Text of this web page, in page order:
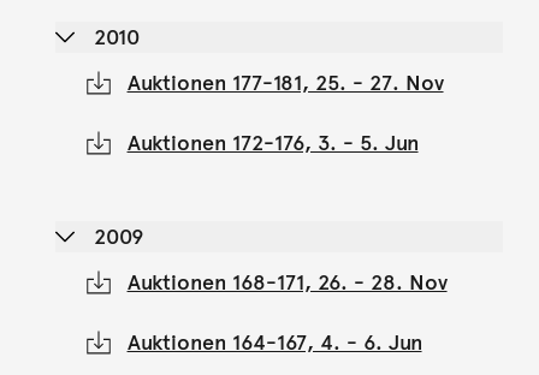
2010
Auktionen 177-181, 25. - 27. Nov
Auktionen 172-176, 3. - 5. Jun
2009
Auktionen 168-171, 26. - 28. Nov
Auktionen 164-167, 4. - 6. Jun